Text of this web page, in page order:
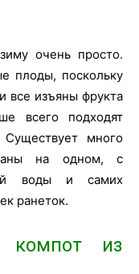
очень просто.
плоды, поскольку
все изъяны фрукта
всего подходят
много
на одном, с
воды и самих
ранеток.
компот из